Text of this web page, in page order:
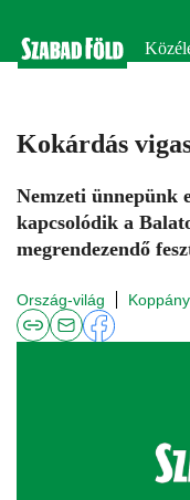
Kokárdás
Nemzeti ünnepünk
kapcsolódik a
megrendezendő
Ország-világ